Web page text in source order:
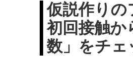
仮説作り
初回接触か
数」をチェ